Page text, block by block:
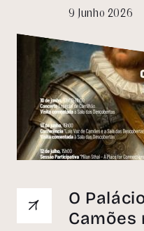
9 Junho 2026
O
Camões